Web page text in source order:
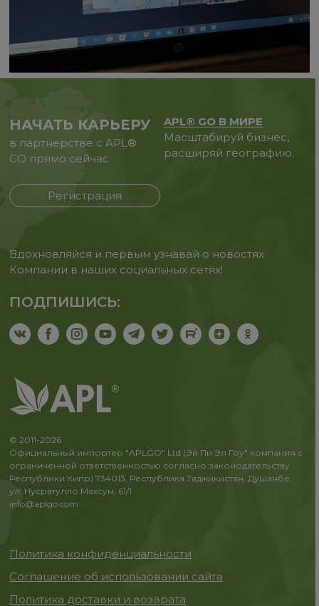
НАЧАТЬ КАРЬЕРУ
в партнерстве с APL®
GO прямо сейчас
Регистрация
APL® GO В МИРЕ
Масштабируй бизнес,
расширяй географию.
Вдохновляйся и первым узнавай о новостях
Компании в наших социальных сетях!
ПОДПИШИСЬ:
© 2011-2026
Официальный импортер "APLGO" Ltd (Эй Пи Эл Гоу" компания с
ограниченной ответственностью согласно законодательству
Республики Кипр) 734013, Республика Таджикистан, Душанбе,
ул. Нусратулло Махсум, 61/1
info@aplgo.com
Политика конфиденциальности
Соглашение об использовании сайта
Политика доставки и возврата